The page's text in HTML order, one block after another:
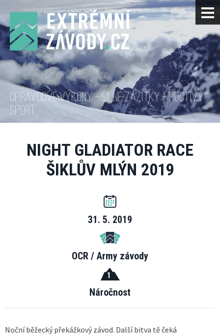
OPRAVDOVÉ VÝKONY – SILNÉ ZÁŽITKY – POCTIVÝ
SPORT
NIGHT GLADIATOR RACE
ŠIKLŮV MLÝN 2019
31. 5. 2019
OCR / Army závody
1
Náročnost
Noční běžecký překážkový závod. Další bitva tě čeká